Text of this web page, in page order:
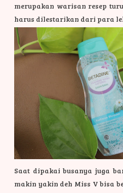
merupakan warisan resep
harus dilestarikan dari para
Saat dipakai busanya juga
makin yakin deh Miss V bisa